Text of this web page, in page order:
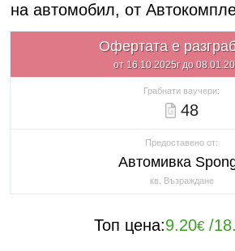
на автомобил, от
Офертата е
от 16.10.2025г до
Грабнати ваучери:
48
Предоставено от:
Автомивка
кв. Възраждане
Топ цена:9.20€/